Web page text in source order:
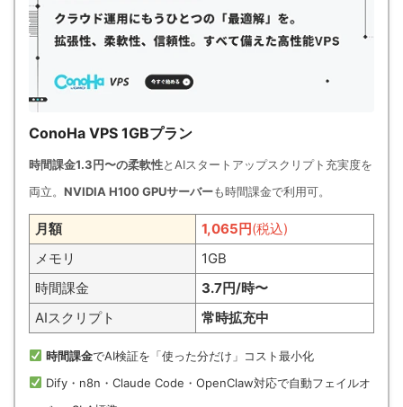
ConoHa VPS 1GBプラン
時間課金1.3円〜の柔軟性とAIスタートアップスクリプト充実度を
両立。 NVIDIA H100 GPUサーバーも時間課金で利用可。
月額 1,065円(税込)
メモリ
1GB
時間課金
3.7円/時〜
AIスクリプト
常時拡充中
時間課金でAI検証を「使った分だけ」コスト最小化
Dify・n8n・Claude Code・OpenClaw対応で自動フェイルオ